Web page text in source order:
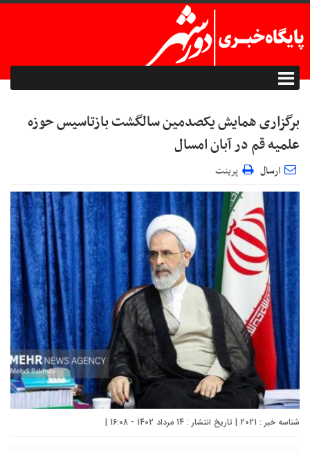
برگزاری همایش یکصدمین سالگشت بازتاسیس حوزه
علمیه قم در آبان امسال
ارسال پرینت
شناسه خبر : 2021 | تاریخ انتشار : 14 مرداد 1402 - 16:08 |